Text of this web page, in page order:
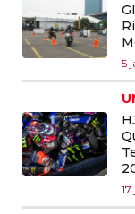
5